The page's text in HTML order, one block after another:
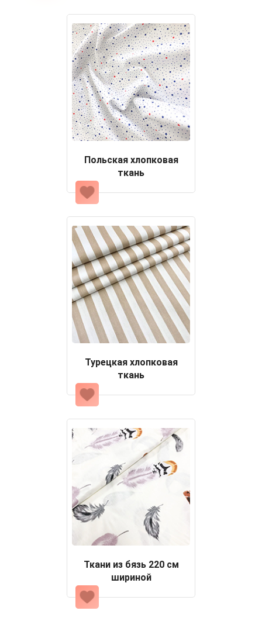
Польская хлопковая
ткань
Турецкая хлопковая
ткань
Ткани из бязь 220 см
шириной